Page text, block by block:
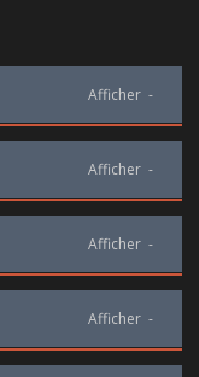
Afficher -
Afficher -
Afficher -
Afficher -